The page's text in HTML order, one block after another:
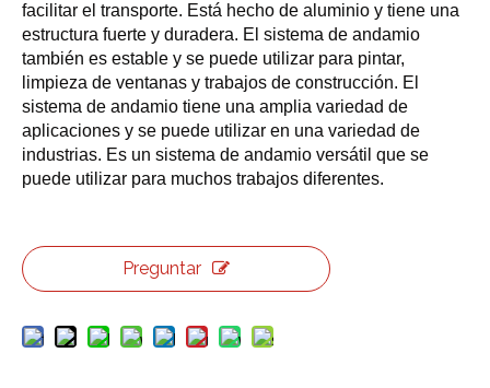
facilitar el transporte. Está hecho de aluminio y tiene una
estructura fuerte y duradera. El sistema de andamio
también es estable y se puede utilizar para pintar,
limpieza de ventanas y trabajos de construcción. El
sistema de andamio tiene una amplia variedad de
aplicaciones y se puede utilizar en una variedad de
industrias. Es un sistema de andamio versátil que se
puede utilizar para muchos trabajos diferentes.
Preguntar